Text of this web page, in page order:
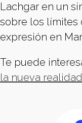
Lachgar en un
sobre los límites
expresión en
Te puede
la nueva